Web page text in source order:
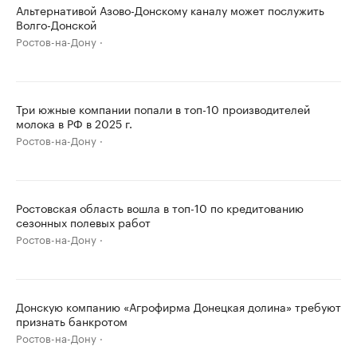
Альтернативой Азово-Донскому каналу может послужить
Волго-Донской
Ростов-на-Дону
Три южные компании попали в топ-10 производителей
молока в РФ в 2025 г.
Ростов-на-Дону
Ростовская область вошла в топ-10 по кредитованию
сезонных полевых работ
Ростов-на-Дону
Донскую компанию «Агрофирма Донецкая долина» требуют
признать банкротом
Ростов-на-Дону